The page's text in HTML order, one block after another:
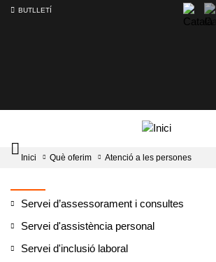
BUTLLETÍ
Mobile
menu
Inici Què oferim Atenció a les persones
Servei d’assessorament i consultes
Servei d'assistència personal
Servei d'inclusió laboral